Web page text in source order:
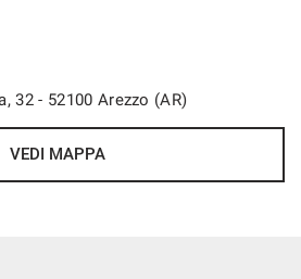
32 - 52100 Arezzo (AR)
VEDI MAPPA